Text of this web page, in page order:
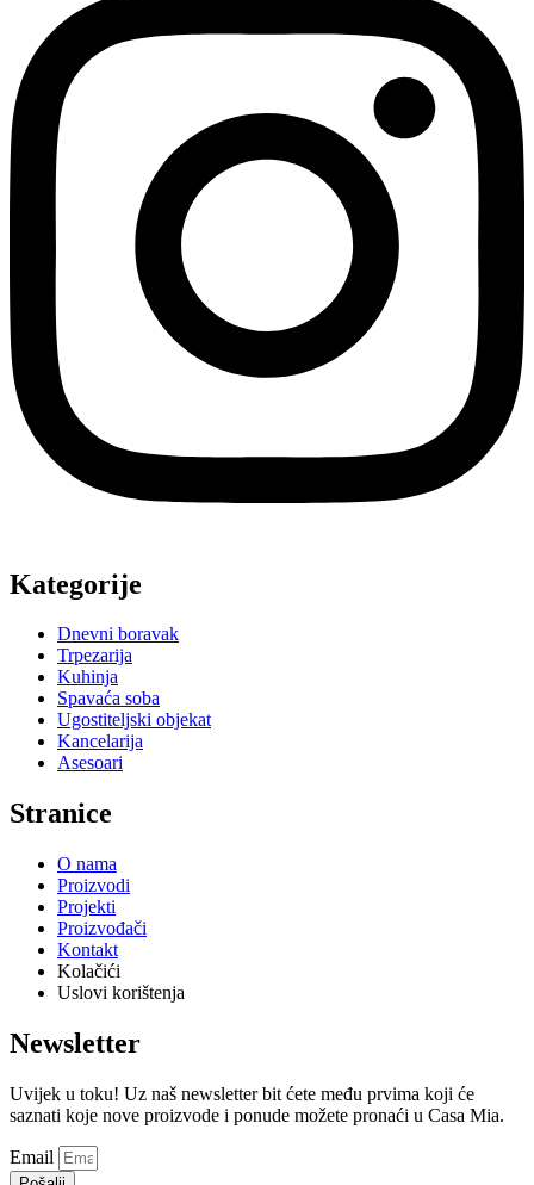
Kategorije
Dnevni boravak
Trpezarija
Kuhinja
Spavaća soba
Ugostiteljski objekat
Kancelarija
Asesoari
Stranice
O nama
Proizvodi
Projekti
Proizvođači
Kontakt
Kolačići
Uslovi korištenja
Newsletter
Uvijek u toku! Uz naš newsletter bit ćete među prvima koji će
saznati koje nove proizvode i ponude možete pronaći u Casa Mia.
Email